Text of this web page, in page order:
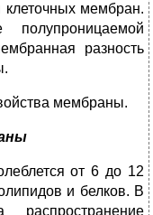
клеточных мембран.
полупроницаемой
разность
мембраны.
от 6 до 12
и белков. В